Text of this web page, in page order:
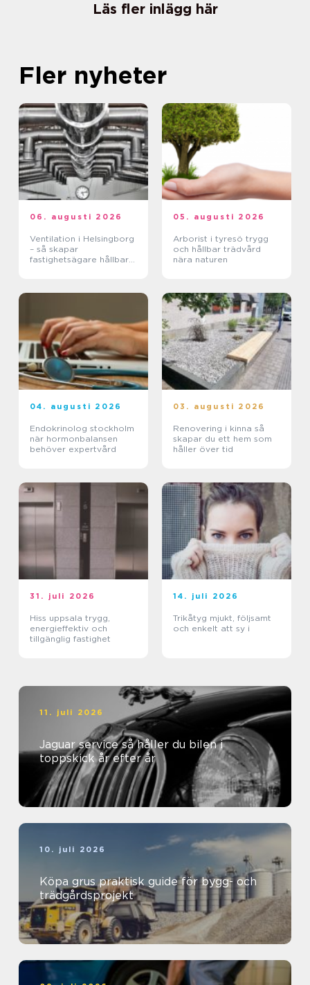
Läs fler inlägg här
Fler nyheter
06. augusti 2026
Ventilation i Helsingborg
– så skapar
fastighetsägare hållbara
05. augusti 2026
Arborist i tyresö trygg
och hållbar trädvård
nära naturen
04. augusti 2026
Endokrinolog stockholm
när hormonbalansen
behöver expertvård
03. augusti 2026
Renovering i kinna så
skapar du ett hem som
håller över tid
31. juli 2026
Hiss uppsala trygg,
energieffektiv och
tillgänglig fastighet
14. juli 2026
Trikåtyg mjukt, följsamt
och enkelt att sy i
11. juli 2026
Jaguar service så håller du bilen i
toppskick år efter år
10. juli 2026
Köpa grus praktisk guide för bygg- och
trädgårdsprojekt